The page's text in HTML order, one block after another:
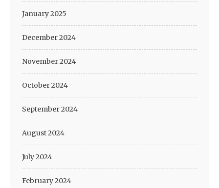
January 2025
December 2024
November 2024
October 2024
September 2024
August 2024
July 2024
February 2024